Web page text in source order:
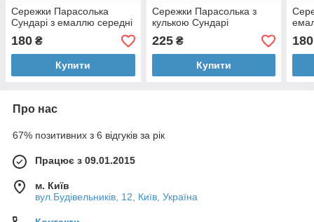
Сережки Парасолька
Сундарі з емаллю середні
180 ₴
Купити
Сережки Парасолька з
кулькою Сундарі
225₴
Купити
180
Про нас
67% позитивних з 6 відгуків за рік
Працює з 09.01.2015
м. Київ
вул.Будівельників, 12, Київ, Україна